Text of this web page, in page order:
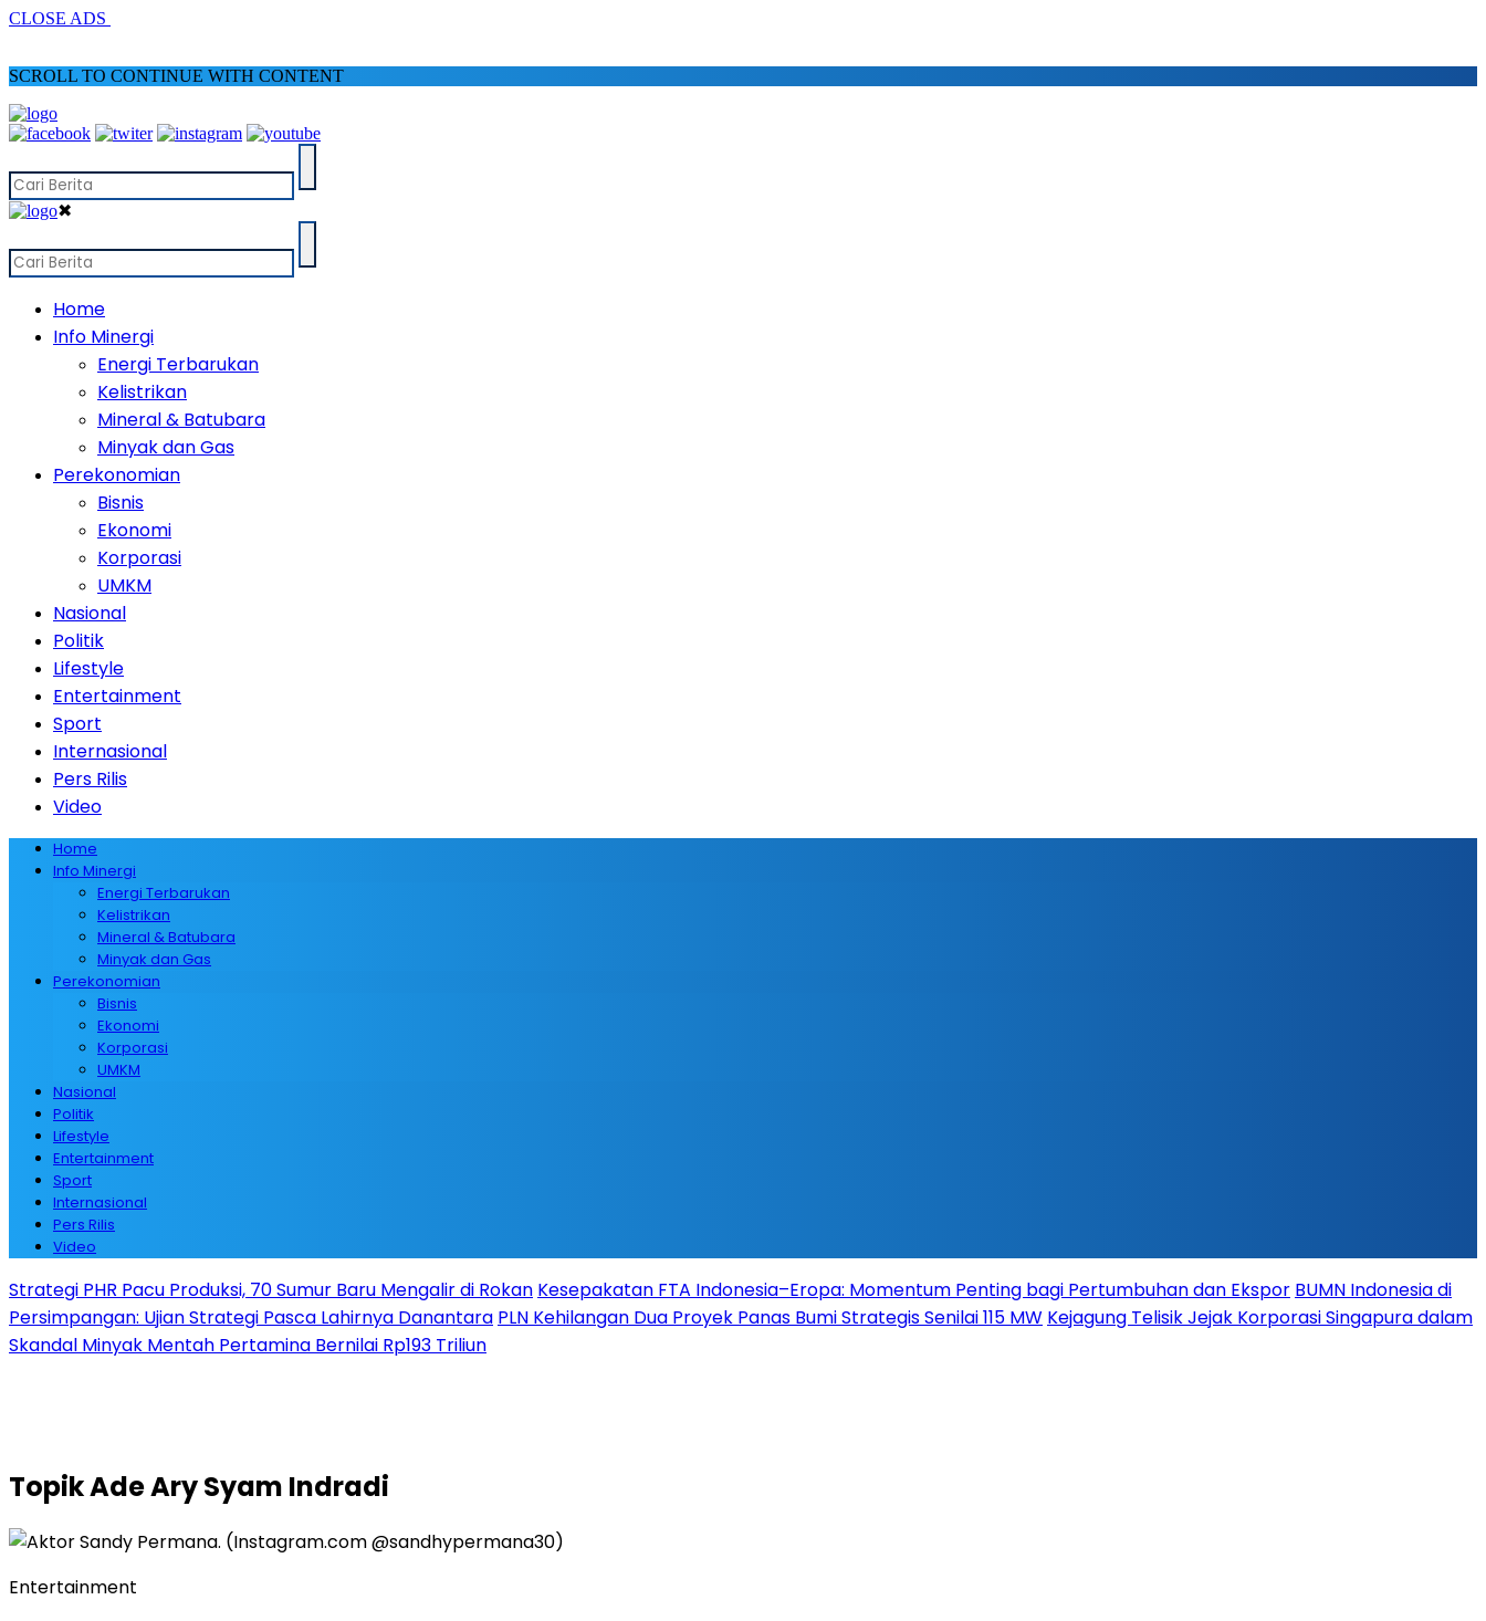
CLOSE ADS
SCROLL TO CONTINUE WITH CONTENT
✖
Home
Info Minergi
Energi Terbarukan
Kelistrikan
Mineral & Batubara
Minyak dan Gas
Perekonomian
Bisnis
Ekonomi
Korporasi
UMKM
Nasional
Politik
Lifestyle
Entertainment
Sport
Internasional
Pers Rilis
Video
Home
Info Minergi
Energi Terbarukan
Kelistrikan
Mineral & Batubara
Minyak dan Gas
Perekonomian
Bisnis
Ekonomi
Korporasi
UMKM
Nasional
Politik
Lifestyle
Entertainment
Sport
Internasional
Pers Rilis
Video
Strategi PHR Pacu Produksi, 70 Sumur Baru Mengalir di Rokan Kesepakatan FTA Indonesia–Eropa: Momentum Penting bagi Pertumbuhan dan Ekspor BUMN Indonesia di
Persimpangan: Ujian Strategi Pasca Lahirnya Danantara PLN Kehilangan Dua Proyek Panas Bumi Strategis Senilai 115 MW Kejagung Telisik Jejak Korporasi Singapura dalam
Skandal Minyak Mentah Pertamina Bernilai Rp193 Triliun
TopikAde Ary Syam Indradi
Entertainment